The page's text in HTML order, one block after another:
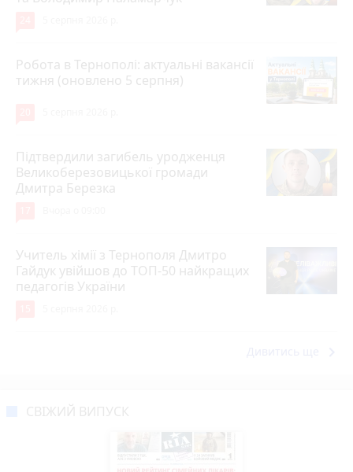
Робота в Тернополі: актуальні вакансії
тижня (оновлено 5 серпня)
Підтвердили загибель уродженця
Великоберезовицької громади
Дмитра Березка
Учитель хімії з Тернополя Дмитро
Гайдук увійшов до ТОП-50 найкращих
педагогів України